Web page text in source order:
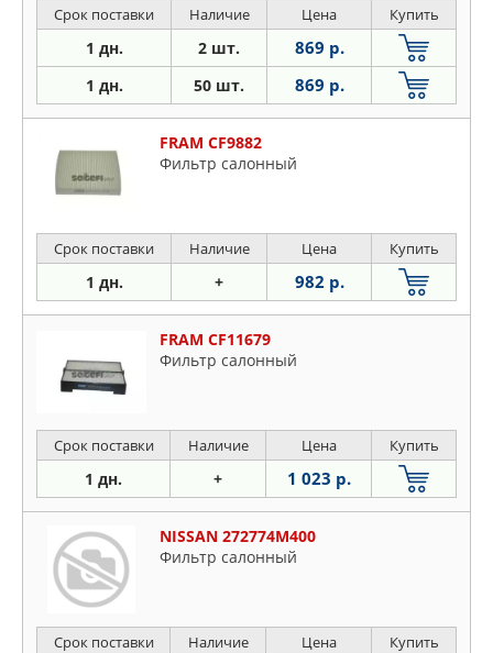
Срок поставки Наличие Цена Купить
1 дн. 2 шт. 869 р.
1 дн. 50 шт. 869 р.
FRAM CF9882
Фильтр салонный
Срок поставки Наличие Цена Купить
1 дн. + 982 р.
FRAM CF11679
Фильтр салонный
Срок поставки Наличие Цена Купить
1 дн. + 1 023 р.
NISSAN 272774M400
Фильтр салонный
Срок поставки Наличие Цена Купить